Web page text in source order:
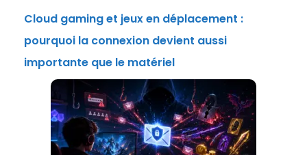
Cloud gaming et jeux en déplacement :
pourquoi la connexion devient aussi
importante que le matériel